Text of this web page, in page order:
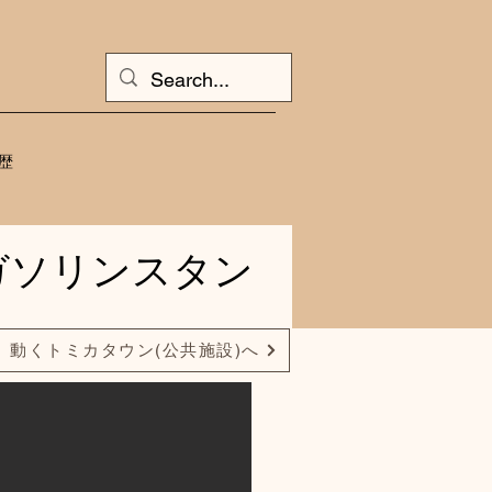
リンスタン
動くトミカタウン(公共施設)へ